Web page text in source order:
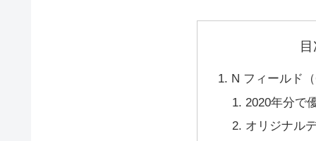
N フィールド
2020年分で
オリジナル